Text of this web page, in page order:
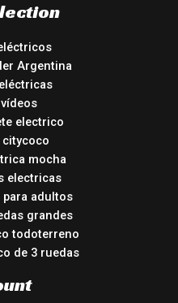
Argentina
electrico
mocha
electricas
adultos
grandes
todoterreno
de 3 ruedas